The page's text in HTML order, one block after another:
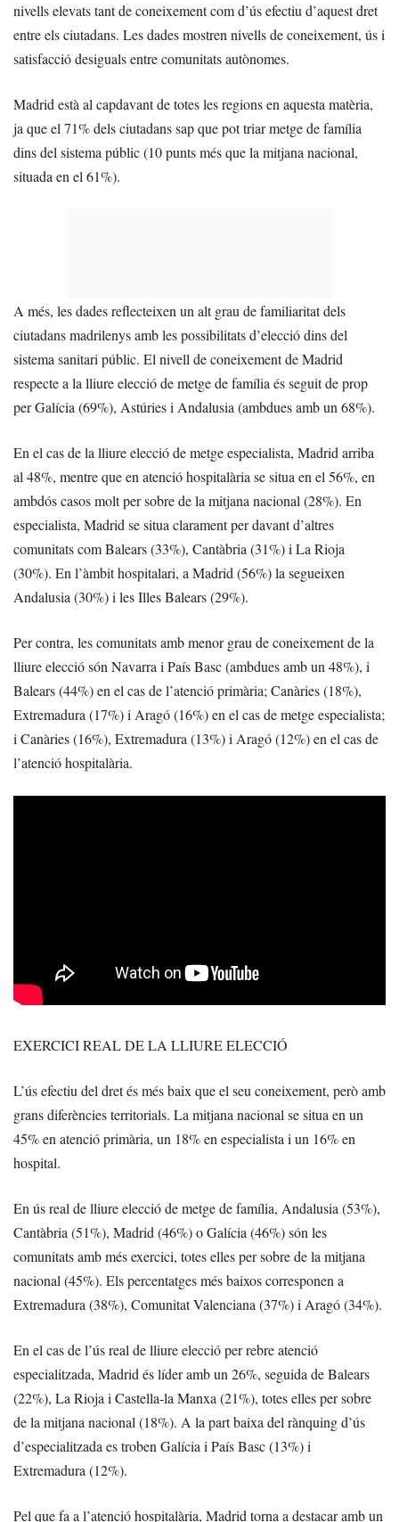
nivells elevats tant de coneixement com d’ús efectiu d’aquest dret
entre els ciutadans. Les dades mostren nivells de coneixement, ús i
satisfacció desiguals entre comunitats autònomes.
Madrid està al capdavant de totes les regions en aquesta matèria,
ja que el 71% dels ciutadans sap que pot triar metge de família
dins del sistema públic (10 punts més que la mitjana nacional,
situada en el 61%).
A més, les dades reflecteixen un alt grau de familiaritat dels
ciutadans madrilenys amb les possibilitats d’elecció dins del
sistema sanitari públic. El nivell de coneixement de Madrid
respecte a la lliure elecció de metge de família és seguit de prop
per Galícia (69%), Astúries i Andalusia (ambdues amb un 68%).
En el cas de la lliure elecció de metge especialista, Madrid arriba
al 48%, mentre que en atenció hospitalària se situa en el 56%, en
ambdós casos molt per sobre de la mitjana nacional (28%). En
especialista, Madrid se situa clarament per davant d’altres
comunitats com Balears (33%), Cantàbria (31%) i La Rioja
(30%). En l’àmbit hospitalari, a Madrid (56%) la segueixen
Andalusia (30%) i les Illes Balears (29%).
Per contra, les comunitats amb menor grau de coneixement de la
lliure elecció són Navarra i País Basc (ambdues amb un 48%), i
Balears (44%) en el cas de l’atenció primària; Canàries (18%),
Extremadura (17%) i Aragó (16%) en el cas de metge especialista;
i Canàries (16%), Extremadura (13%) i Aragó (12%) en el cas de
l’atenció hospitalària.
EXERCICI REAL DE LA LLIURE ELECCIÓ
L’ús efectiu del dret és més baix que el seu coneixement, però amb
grans diferències territorials. La mitjana nacional se situa en un
45% en atenció primària, un 18% en especialista i un 16% en
hospital.
En ús real de lliure elecció de metge de família, Andalusia (53%),
Cantàbria (51%), Madrid (46%) o Galícia (46%) són les
comunitats amb més exercici, totes elles per sobre de la mitjana
nacional (45%). Els percentatges més baixos corresponen a
Extremadura (38%), Comunitat Valenciana (37%) i Aragó (34%).
En el cas de l’ús real de lliure elecció per rebre atenció
especialitzada, Madrid és líder amb un 26%, seguida de Balears
(22%), La Rioja i Castella-la Manxa (21%), totes elles per sobre
de la mitjana nacional (18%). A la part baixa del rànquing d’ús
d’especialitzada es troben Galícia i País Basc (13%) i
Extremadura (12%).
Pel que fa a l’atenció hospitalària, Madrid torna a destacar amb un